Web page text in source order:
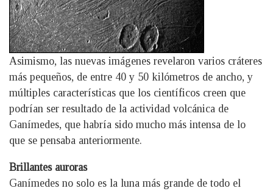
Asimismo, las nuevas imágenes revelaron varios cráteres
más pequeños, de entre 40 y 50 kilómetros de ancho, y
múltiples características que los científicos creen que
podrían ser resultado de la actividad volcánica de
Ganímedes, que habría sido mucho más intensa de lo
que se pensaba anteriormente.
Brillantes auroras
Ganímedes no solo es la luna más grande de todo el